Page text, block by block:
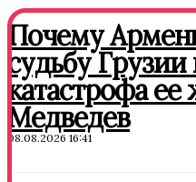
Почему
судьбу Грузии
катастрофа ее
Медведев
08.08.2026 16:41